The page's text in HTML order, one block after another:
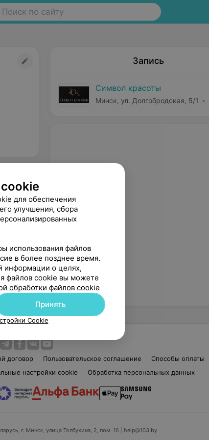
Поиск по сайту
Запись
Символ красоты
Минск, ул. Долгобродская, 5/1
договор Пользовательское соглашение Способы оплаты
настройки cookie Обработка персональных данных
г. Минск, улица Толбухина, 2, пом. 16 | help@103.by
для обеспечения
улучшения, сбора
использования файлов
в более позднее время.
информации о целях,
файлов cookie вы можете
обработки файлов cookie
Принять
Cookie